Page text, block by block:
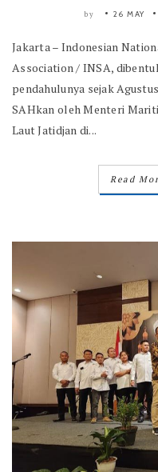
by 26 MAY
Jakarta – Indonesian
Association / INSA,
pendahulunya sejak
SAHkan oleh Menteri
Laut Jatidjan di...
Read